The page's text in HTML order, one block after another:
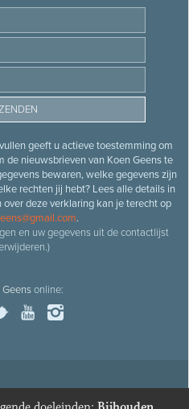
geeft u actieve toestemming om
de nieuwsbrieven van Koen Geens te
bewaren, welke gegevens zijn
rechten jij hebt? Lees alle details in
over deze verklaring kan je terecht op
.
en uw gegevens uit de contactlijst
Geensonline:
volksvertegenwoordiger Koen